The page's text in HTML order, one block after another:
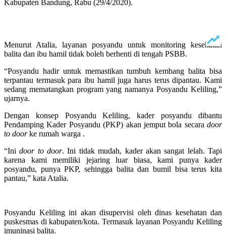
Kabupaten Bandung, Rabu (29/4/2020).
Menurut Atalia, layanan posyandu untuk monitoring kesehatan
balita dan ibu hamil tidak boleh berhenti di tengah PSBB.
“Posyandu hadir untuk memastikan tumbuh kembang balita bisa
terpantau termasuk para ibu hamil juga harus terus dipantau. Kami
sedang mematangkan program yang namanya Posyandu Keliling,”
ujarnya.
Dengan konsep Posyandu Keliling, kader posyandu dibantu
Pendamping Kader Posyandu (PKP) akan jemput bola secara door
to doorke rumah warga .
“Inidoor to door. Ini tidak mudah, kader akan sangat lelah. Tapi
karena kami memiliki jejaring luar biasa, kami punya kader
posyandu, punya PKP, sehingga balita dan bumil bisa terus kita
pantau,” kata Atalia.
Posyandu Keliling ini akan disupervisi oleh dinas kesehatan dan
puskesmas di kabupaten/kota. Termasuk layanan Posyandu Keliling
imuninasi balita.